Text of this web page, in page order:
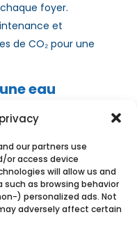
our partners use
or access device
will allow us and
as browsing behavior
) personalized ads. Not
adversely affect certain
foyer.
et
de CO₂ pour une
eau
CO₂ Ecobulles,
eau non
domestiques.
en France
un adoucisseur
et respectueux